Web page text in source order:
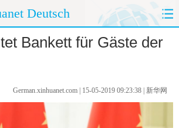
Deutsch
CHINA HEUTE
REISE
Bankett für Gäste der
German.xinhuanet.com | 15-05-2019 09:23:38 | 新华网